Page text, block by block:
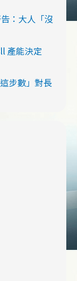
：大人「沒
產能決定
步數」對長